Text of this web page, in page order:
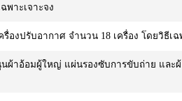
พาะเจาะจง
องปรับอากาศ จำนวน 18 เครื่อง โดยวิธีเฉ
ผ้าอ้อมผู้ใหญ่ แผ่นรองซับการขับถ่าย และ